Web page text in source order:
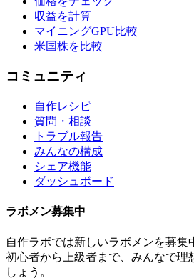
収益を計算
マイニングGPU比較
米国株を比較
コミュニティ
自作レシピ
質問・相談
トラブル報告
みんなの構成
シェア機能
ダッシュボード
ラボメン募集中
自作ラボでは新しいラボメンを募集
初心者から上級者まで、みんなで理
しょう。